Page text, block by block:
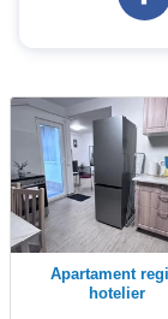
Apartament regim
hotelier